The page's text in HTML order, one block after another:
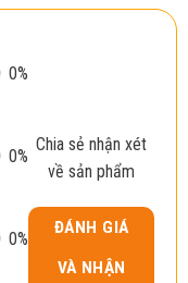
0%
0%
0%
Chia sẻ nhận xét
về sản phẩm
ĐÁNH GIÁ
VÀ NHẬN